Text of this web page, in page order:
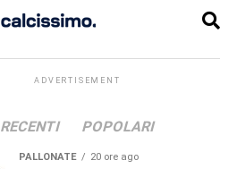
ADVERTISEMENT
RECENTI POPOLARI
PALLONATE 20 ore ago